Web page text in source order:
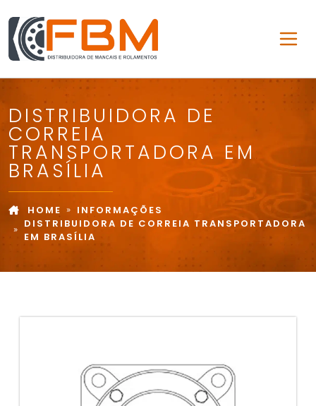
DISTRIBUIDORA DE
CORREIA
TRANSPORTADORA EM
BRASÍLIA
HOME
INFORMAÇÕES
DISTRIBUIDORA DE CORREIA TRANSPORTADORA
EM BRASÍLIA